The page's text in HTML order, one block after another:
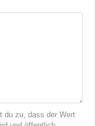
du zu, dass der Wert